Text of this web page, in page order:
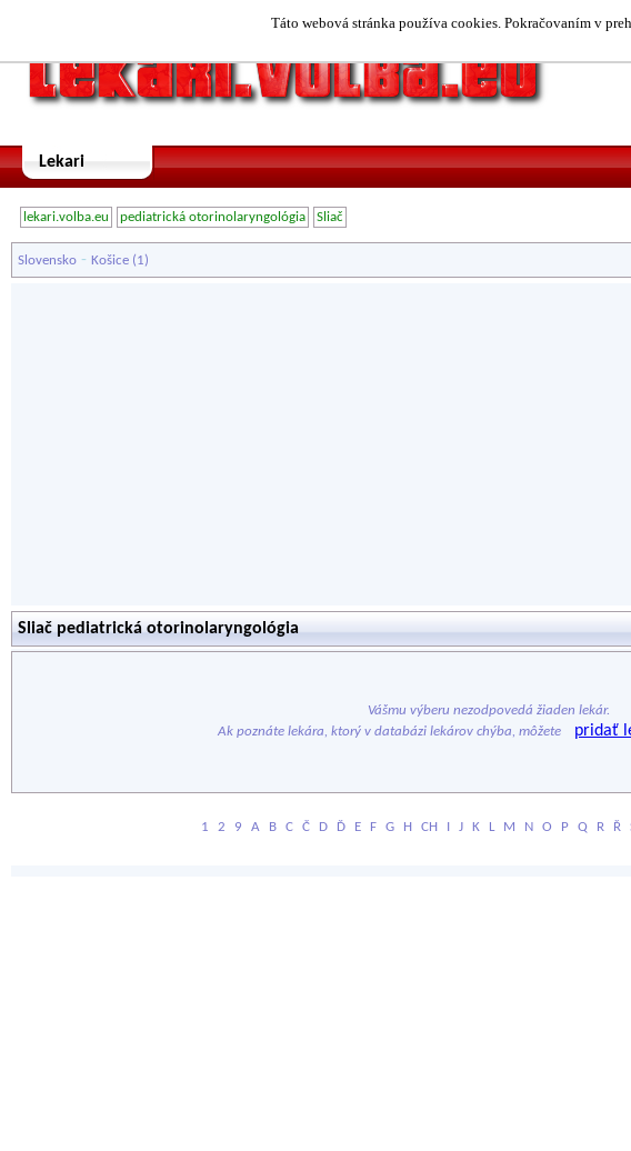
Táto webová stránka používa cookies. Pokračovaním v
Lekari
lekari.volba.eu pediatrická otorinolaryngológia Sliač
Slovensko - Košice (1)
Sliač pediatrická otorinolaryngológia
Vášmu výberu nezodpovedá žiaden lekár.
Ak poznáte lekára, ktorý v databázi lekárov chýba, môžete
pridať
1 2 9 A B C Č D Ď E F G H CH I J K L M N O P Q R Ř